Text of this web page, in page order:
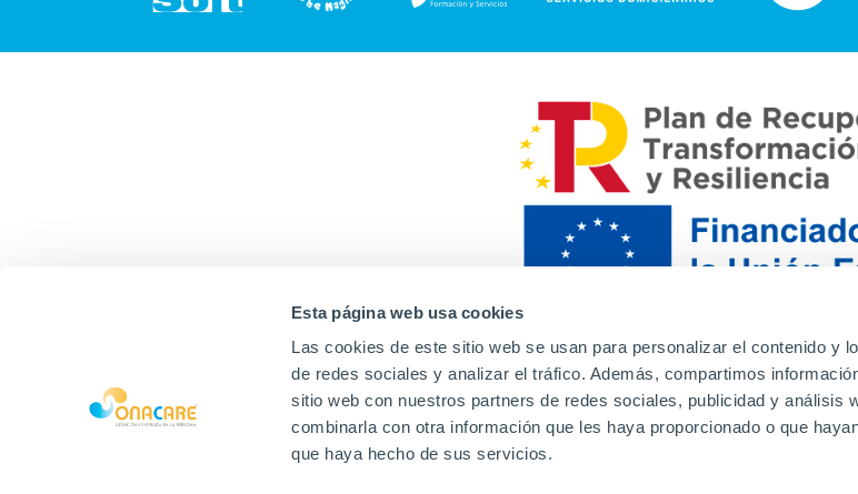
Esta página web usa cookies
Las cookies de este sitio web se usan para personalizar el contenido y
de redes sociales y analizar el tráfico. Además, compartimos
sitio web con nuestros partners de redes sociales, publicidad y análisis
combinarla con otra información que les haya proporcionado o que
que haya hecho de sus servicios.
Contacto Canal de denuncias
Aviso Legal